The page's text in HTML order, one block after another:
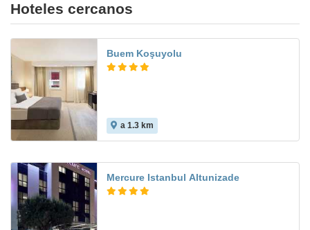
Hoteles cercanos
Buem Koşuyolu
a 1.3 km
Mercure Istanbul Altunizade